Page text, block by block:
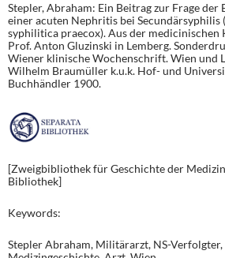
Stepler, Abraham: Ein Beitrag zur Frage der
einer acuten Nephritis bei Secundärsyphilis
syphilitica praecox). Aus der medicinischen
Prof. Anton Gluzinski in Lemberg.
Wiener klinische Wochenschrift. Wien und
Wilhelm Braumüller k.u.k. Hof- und
Buchhändler 1900.
[Zweigbibliothek für Geschichte der
Bibliothek]
Keywords:
Stepler Abraham, Militärarzt, NS-Verfolgter,